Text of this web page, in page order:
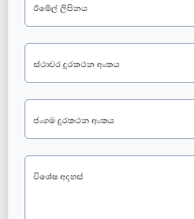
ඊමේල් ලිපිනය
ස්ථාවර දුරකථන අංකය
ජංගම දුරකථන අංකය
විශේෂ අදහස්